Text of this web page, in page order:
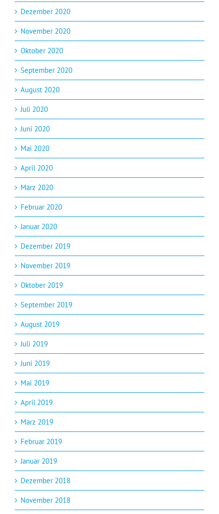
Dezember 2020
November 2020
Oktober 2020
September 2020
August 2020
Juli 2020
Juni 2020
Mai 2020
April 2020
März 2020
Februar 2020
Januar 2020
Dezember 2019
November 2019
Oktober 2019
September 2019
August 2019
Juli 2019
Juni 2019
Mai 2019
April 2019
März 2019
Februar 2019
Januar 2019
Dezember 2018
November 2018